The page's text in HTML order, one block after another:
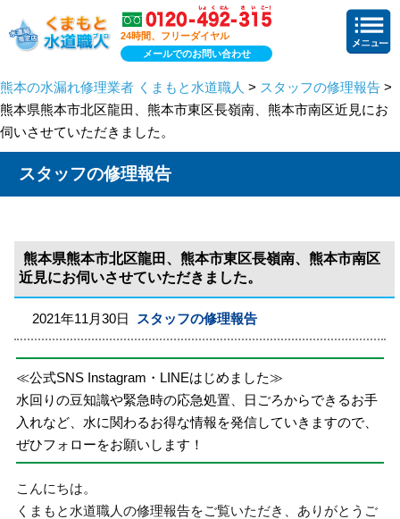
24時間、フリーダイヤル
メールでのお問い合わせ
熊本の水漏れ修理業者 くまもと水道職人 > スタッフの修理報告 >
熊本県熊本市北区龍田、熊本市東区長嶺南、熊本市南区近見にお
伺いさせていただきました。
スタッフの修理報告
熊本県熊本市北区龍田、熊本市東区長嶺南、熊本市南区
近見にお伺いさせていただきました。
2021年11月30日 スタッフの修理報告
≪公式SNS Instagram・LINEはじめました≫
水回りの豆知識や緊急時の応急処置、日ごろからできるお手
入れなど、水に関わるお得な情報を発信していきますので、
ぜひフォローをお願いします！
こんにちは。
くまもと水道職人の修理報告をご覧いただき、ありがとうご